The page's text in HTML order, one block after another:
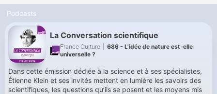
Podcasts
La Conversation scientifique
France Culture
686 - L'idée de nature est-elle
universelle ?
Dans cette émission dédiée à la science et à ses spécialistes,
Étienne Klein et ses invités mettent en lumière les savoirs des
scientifiques, les questions qu’ils se posent et les moyens mis